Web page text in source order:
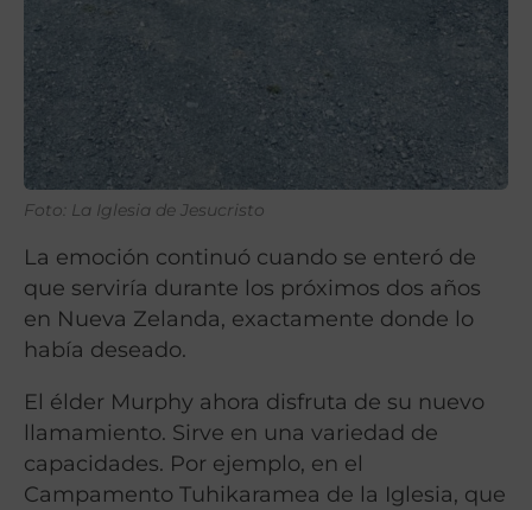
Foto: La Iglesia de Jesucristo
La emoción continuó cuando se enteró de
que serviría durante los próximos dos años
en Nueva Zelanda, exactamente donde lo
había deseado.
El élder Murphy ahora disfruta de su nuevo
llamamiento. Sirve en una variedad de
capacidades. Por ejemplo, en el
Campamento Tuhikaramea de la Iglesia, que